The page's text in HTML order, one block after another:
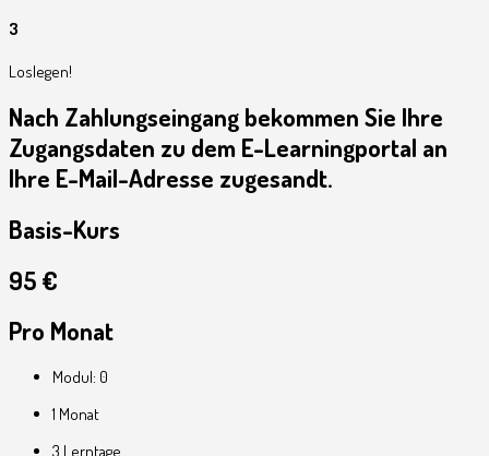
3
Loslegen!
Nach Zahlungseingang bekommen Sie Ihre
Zugangsdaten zu dem E-Learningportal an
Ihre E-Mail-Adresse zugesandt.
Basis-Kurs
95 €
Pro Monat
Modul: 0
1 Monat
3 Lerntage